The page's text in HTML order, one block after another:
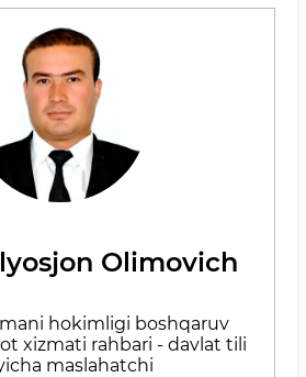
Olimovich
hokimligi boshqaruv
xizmati rahbari - davlat tili
maslahatchi